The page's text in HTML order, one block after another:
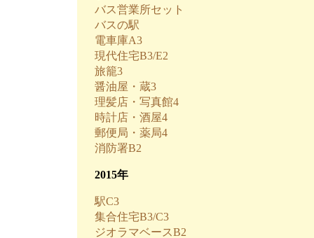
バス営業所セット
バスの駅
電車庫A3
現代住宅B3/E2
旅籠3
醤油屋・蔵3
理髪店・写真館4
時計店・酒屋4
郵便局・薬局4
消防署B2
2015年
駅C3
集合住宅B3/C3
ジオラマベースB2